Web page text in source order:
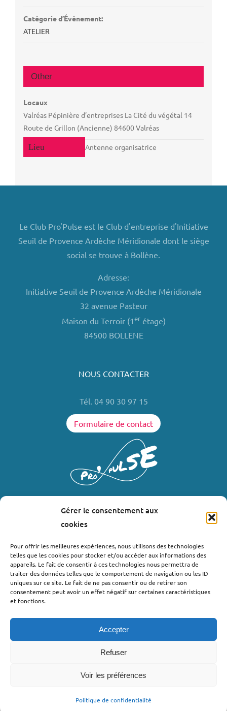
Gérer le consentement aux
cookies
Pour offrir les meilleures expériences, nous utilisons des technologies
telles que les cookies pour stocker et/ou accéder aux informations des
appareils. Le fait de consentir à ces technologies nous permettra de
traiter des données telles que le comportement de navigation ou les ID
uniques sur ce site. Le fait de ne pas consentir ou de retirer son
consentement peut avoir un effet négatif sur certaines caractéristiques
et fonctions.
Accepter
Refuser
Voir les préférences
Politique de confidentialité
Catégorie d’Évènement:
ATELIER
Antenne organisatrice
Other
Locaux
Valréas Pépinière d’entreprises La Cité du végétal 14
Route de Grillon (Ancienne) 84600 Valréas
Le Club Pro'Pulse est le Club d'entreprise d'Initiative
Seuil de Provence Ardèche Méridionale dont le siège
social se trouve à Bollène.
Adresse:
Initiative Seuil de Provence Ardèche Méridionale
32 avenue Pasteur
Maison du Terroir (1erétage)
84500 BOLLENE
NOUS CONTACTER
Tél. 04 90 30 97 15
Formulaire de contact
Où nous trouver ?
Bollène
Nyons
Valréas
Lachapelle-sous-Aubenas
©2022 - Pro’pulse by Initiative Seuil de Provence Ardèche
Développement : Menestys Consulting